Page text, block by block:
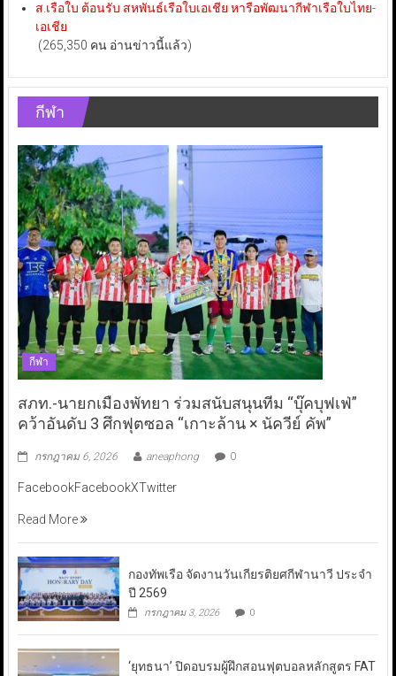
ส.เรือใบ ต้อนรับ สหพันธ์เรือใบเอเชีย หารือพัฒนากีฬาเรือใบไทย-
เอเชีย
(265,350 คน อ่านข่าวนี้แล้ว)
กีฬา
กีฬา
สภท.-นายกเมืองพัทยา ร่วมสนับสนุนทีม “บุ๊คบุฟเฟ่”
คว้าอันดับ 3 ศึกฟุตซอล “เกาะล้าน × นัควีย์ คัพ”
กรกฎาคม 6, 2026 aneaphong 0
FacebookFacebookXTwitter
Read More
กองทัพเรือ จัดงานวันเกียรติยศกีฬานาวี ประจำ
ปี 2569
กรกฎาคม 3, 2026 0
‘ยุทธนา’ ปิดอบรมผู้ฝึกสอนฟุตบอลหลักสูตร FAT